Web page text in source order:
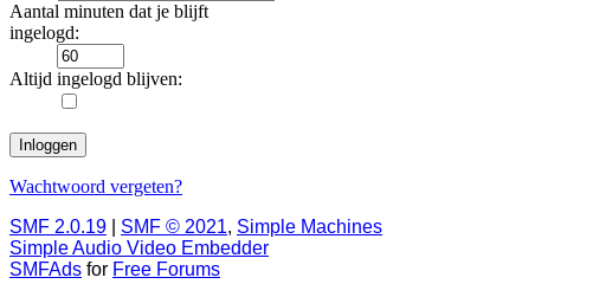
Aantal minuten dat je blijft
ingelogd:
Altijd ingelogd blijven:
Wachtwoord vergeten?
SMF 2.0.19
SMF © 2021, Simple Machines
Simple Audio Video Embedder
SMFAds for Free Forums